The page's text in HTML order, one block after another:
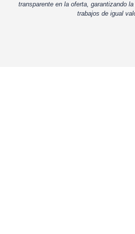
transparente en la oferta, garantizando
trabajos de igual